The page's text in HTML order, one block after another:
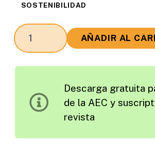
SOSTENIBILIDAD
Investigación
sobre
Triturado
AÑADIR AL
Descarga gratuita
de la AEC y
revista